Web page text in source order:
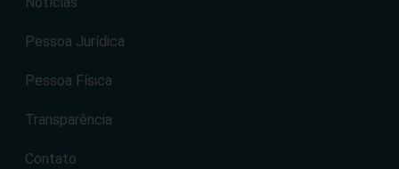
Pessoa Jurídica
Pessoa Física
Transparência
Contato